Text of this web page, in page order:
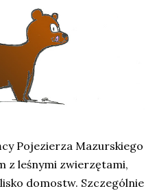
Pojezierza Mazurskiego
z leśnymi zwierzętami,
domostw. Szczególnie